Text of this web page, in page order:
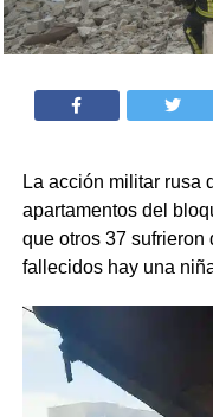
La acción militar rusa
apartamentos del
que otros 37 sufrieron
fallecidos hay una